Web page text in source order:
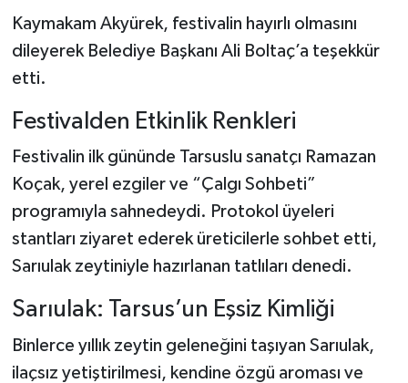
Kaymakam Akyürek, festivalin hayırlı olmasını
dileyerek Belediye Başkanı Ali Boltaç’a teşekkür
etti.
Festivalden Etkinlik Renkleri
Festivalin ilk gününde Tarsuslu sanatçı Ramazan
Koçak, yerel ezgiler ve “Çalgı Sohbeti”
programıyla sahnedeydi. Protokol üyeleri
stantları ziyaret ederek üreticilerle sohbet etti,
Sarıulak zeytiniyle hazırlanan tatlıları denedi.
Sarıulak: Tarsus’un Eşsiz Kimliği
Binlerce yıllık zeytin geleneğini taşıyan Sarıulak,
ilaçsız yetiştirilmesi, kendine özgü aroması ve